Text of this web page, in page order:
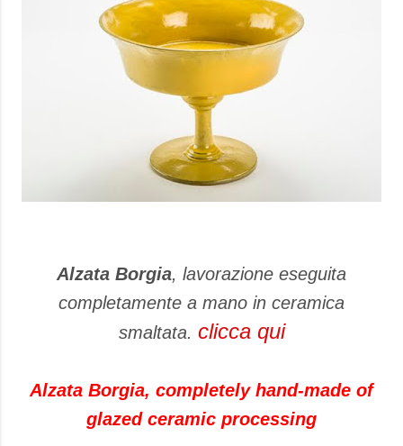
Alzata Borgia, lavorazione eseguita
completamente a mano in ceramica
smaltata. clicca qui
Alzata Borgia, completely hand-made of
glazed ceramic processing